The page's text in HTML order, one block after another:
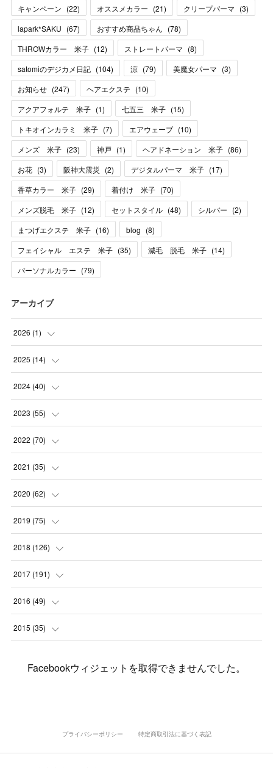
キャンペーン (22) オススメカラー (21) クリープパーマ (3)
lapark*SAKU (67) おすすめ商品ちゃん (78)
THROWカラー 米子 (12) ストレートパーマ (8)
satomiのデジカメ日記 (104) 涼 (79) 美魔女パーマ (3)
お知らせ (247) ヘアエクステ (10)
アクアフォルテ 米子 (1) 七五三 米子 (15)
トキオインカラミ 米子 (7) エアウェーブ (10)
メンズ 米子 (23) 神戸 (1) ヘアドネーション 米子 (86)
お花 (3) 阪神大震災 (2) デジタルパーマ 米子 (17)
香草カラー 米子 (29) 着付け 米子 (70)
メンズ脱毛 米子 (12) セットスタイル (48) シルバー (2)
まつげエクステ 米子 (16) blog (8)
フェイシャル エステ 米子 (35) 減毛 脱毛 米子 (14)
パーソナルカラー (79)
アーカイブ
2026 (1)
(1
2025 (14)
(10 )
(1
(1
(2
2024 (40)
(1
(1
(3
(2
(1)
(5)
(8)
2023 (55)
(2
(4
(3
(3
(8)
(6)
2022 (70)
(7
(11 )
(8
(1)
(3)
2021 (35)
(5
(7
(5)
(3)
(3)
2020 (62)
(6
(9)
(7)
(4
(6)
2019 (75)
(1)
(2)
(6
(7
(15)
(10)
2018 (126)
(6)
(12 )
(7
(8)
2017 (191)
(12 )
(11 )
(23)
2016 (49)
(2
(3)
2015 (35)
(3)
Facebookウィジェットを取得できませんでした。
プライバシーポリシー 特定商取引法に基づく表記